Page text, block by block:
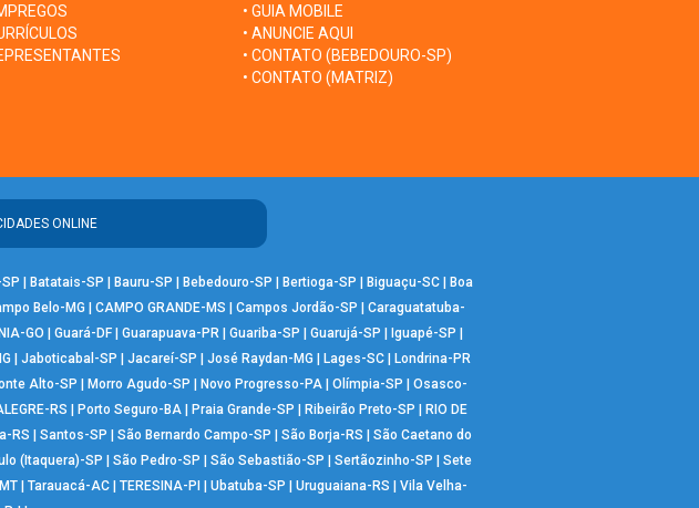
• GUIA MOBILE
• ANUNCIE AQUI
• CONTATO (BEBEDOURO-SP)
• CONTATO (MATRIZ)
ONLINE
Batatais-SP Bauru-SP Bebedouro-SP Bertioga-SP Biguaçu-SC|
Boa
Belo-MG CAMPO GRANDE-MS Campos Jordão-SP
Caraguatatuba-
GO Guará-DF Guarapuava-PR Guariba-SP Guarujá-SP Iguapé-SP
Jaboticabal-SP Jacareí-SP José Raydan-MG Lages-SC|
Londrina-PR
Alto-SP Morro Agudo-SP Novo Progresso-PA Olímpia-SP
Osasco-
RS Porto Seguro-BA| Praia Grande-SP Ribeirão Preto-SP
RIO DE
RS Santos-SP São Bernardo Campo-SP São Borja-RS
São Caetano do
(Itaquera)-SP São Pedro-SP São Sebastião-SP Sertãozinho-SP
Sete
| Tarauacá-AC| TERESINA-PI Ubatuba-SP Uruguaiana-RS
Vila Velha-